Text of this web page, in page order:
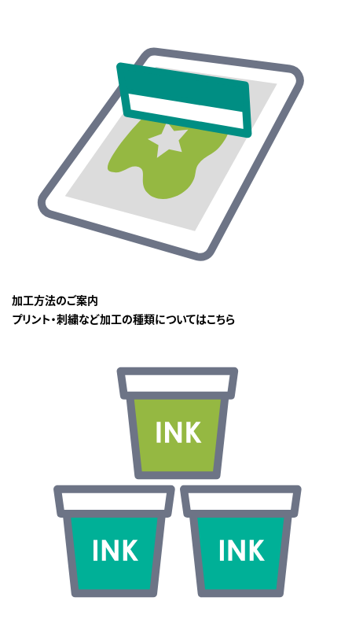
加工方法のご案内
プリント・刺繍など加工の種類についてはこちら